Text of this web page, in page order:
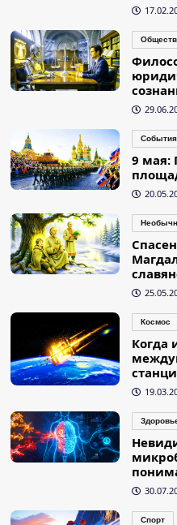
События
9 мая:
Космос
Когда
Спорт